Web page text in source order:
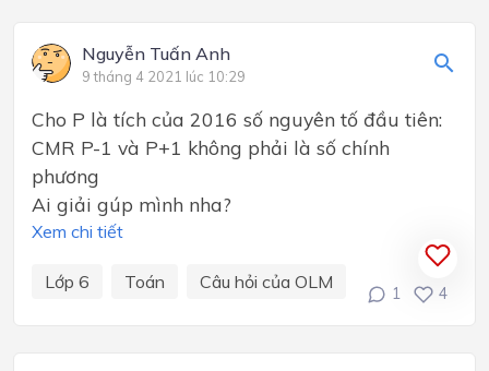
Nguyễn Tuấn Anh
9 tháng 4 2021 lúc 10:29
Cho P là tích của 2016 số nguyên tố đầu tiên:
CMR P-1 và P+1 không phải là số chính
phương
Ai giải gúp mình nha?
Xem chi tiết
Lớp 6 Toán Câu hỏi của OLM
1 4